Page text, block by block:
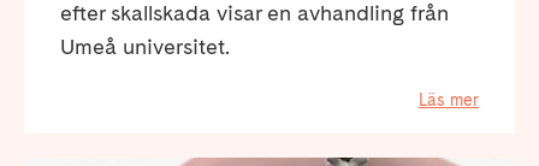
efter skallskada visar en avhandling från
Umeå universitet.
Läs mer